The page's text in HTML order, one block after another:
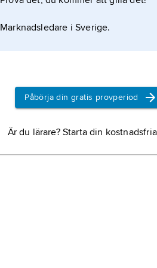
Marknadsledare i Sverige.
Påbörja din gratis provperiod
Är du lärare? Starta din